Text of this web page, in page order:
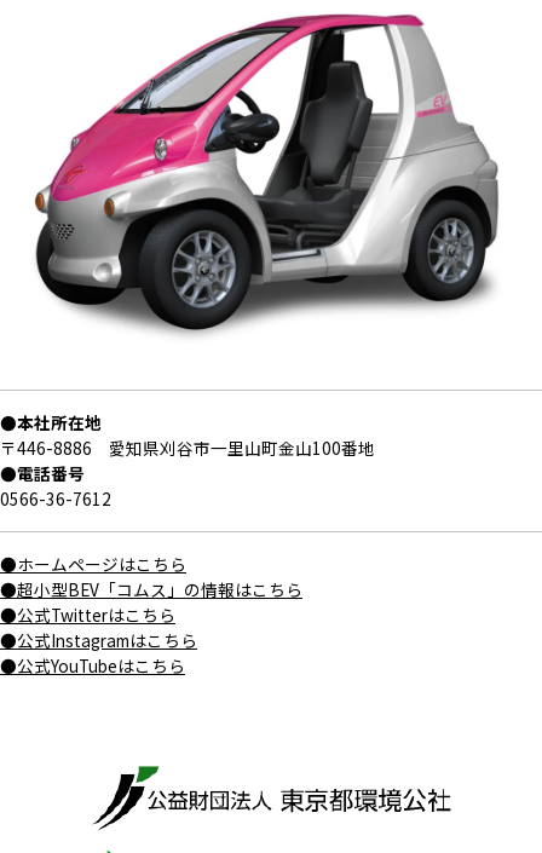
●本社所在地
〒446-8886 愛知県刈谷市一里山町金山100番地
●電話番号
0566-36-7612
●ホームページはこちら
●超小型BEV「コムス」の情報はこちら
●公式Twitterはこちら
●公式Instagramはこちら
●公式YouTubeはこちら